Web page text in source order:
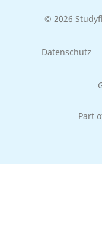
© 2026
Datenschutz
Part